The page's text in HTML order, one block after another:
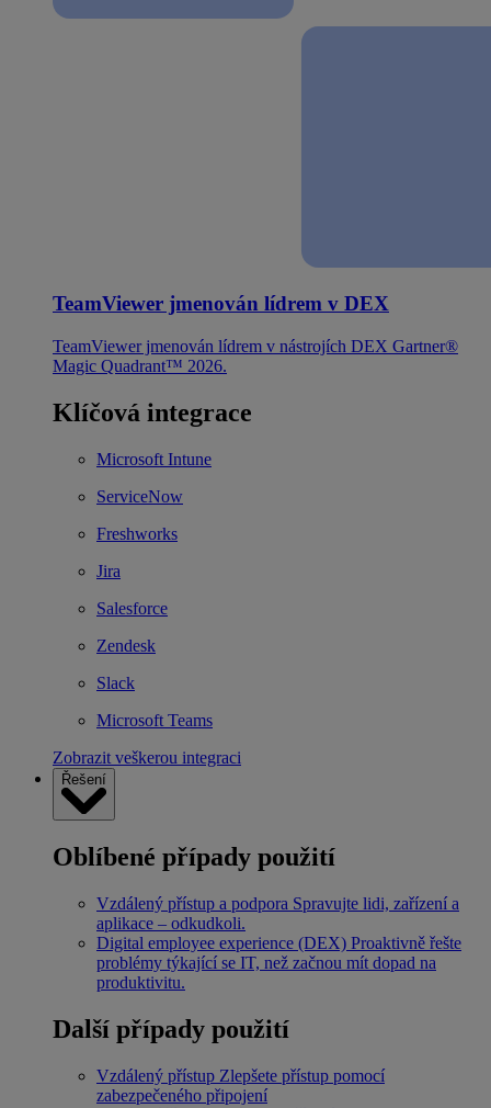
TeamViewer jmenován lídrem v DEX
TeamViewer jmenován lídrem v nástrojích DEX Gartner®
Magic Quadrant™ 2026.
Klíčová integrace
Microsoft Intune
ServiceNow
Freshworks
Jira
Salesforce
Zendesk
Slack
Microsoft Teams
Zobrazit veškerou integraci
Řešení
Oblíbené případy použití
Vzdálený přístup a podpora Spravujte lidi, zařízení a
aplikace – odkudkoli.
Digital employee experience (DEX) Proaktivně řešte
problémy týkající se IT, než začnou mít dopad na
produktivitu.
Další případy použití
Vzdálený přístup Zlepšete přístup pomocí
zabezpečeného připojení